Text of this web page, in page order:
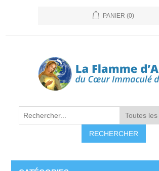
PANIER (0)
RECHERCHER